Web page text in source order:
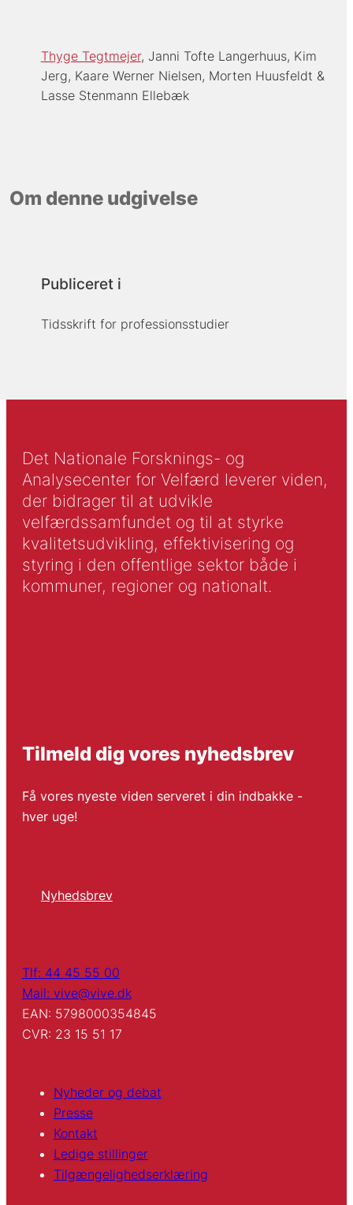
Thyge Tegtmejer Janni Tofte Langerhuus Kim
Jerg Kaare Werner Nielsen Morten Huusfeldt
Lasse Stenmann Ellebæk
Om denne udgivelse
Publiceret i
Tidsskrift for professionsstudier
Det Nationale Forsknings- og
Analysecenter for Velfærd leverer viden,
der bidrager til at udvikle
velfærdssamfundet og til at styrke
kvalitetsudvikling, effektivisering og
styring i den offentlige sektor både i
kommuner, regioner og nationalt.
Tilmeld dig vores nyhedsbrev
Få vores nyeste viden serveret i din indbakke -
hver uge!
Nyhedsbrev
Tlf: 44 45 55 00
Mail: vive@vive.dk
EAN: 5798000354845
CVR: 23 15 51 17
Nyheder og debat
Presse
Kontakt
Ledige stillinger
Tilgængelighedserklæring